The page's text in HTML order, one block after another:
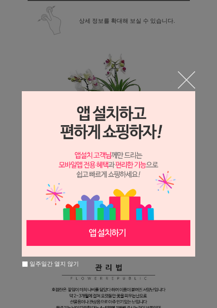
상세 정보를 확대해 보실 수 있습니다.
일주일간 열지 않기